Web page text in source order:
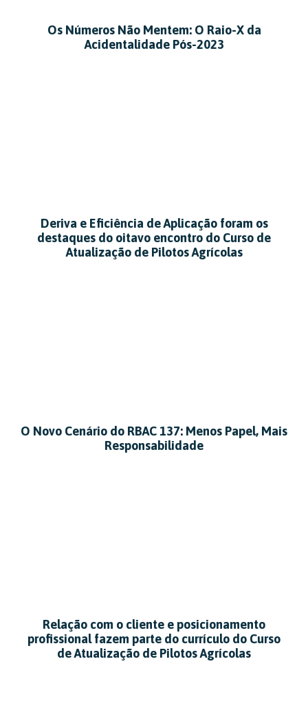
Os Números Não Mentem: O Raio-X da
Acidentalidade Pós-2023
Deriva e Eficiência de Aplicação foram os
destaques do oitavo encontro do Curso de
Atualização de Pilotos Agrícolas
O Novo Cenário do RBAC 137: Menos Papel, Mais
Responsabilidade
Relação com o cliente e posicionamento
profissional fazem parte do currículo do Curso
de Atualização de Pilotos Agrícolas